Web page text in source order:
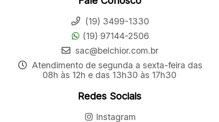
(19) 3499-1330
(19) 97144-2506
sac@belchior.com.br
Atendimento de segunda a sexta-feira das
08h às 12h e das 13h30 às 17h30
Redes Sociais
Instagram